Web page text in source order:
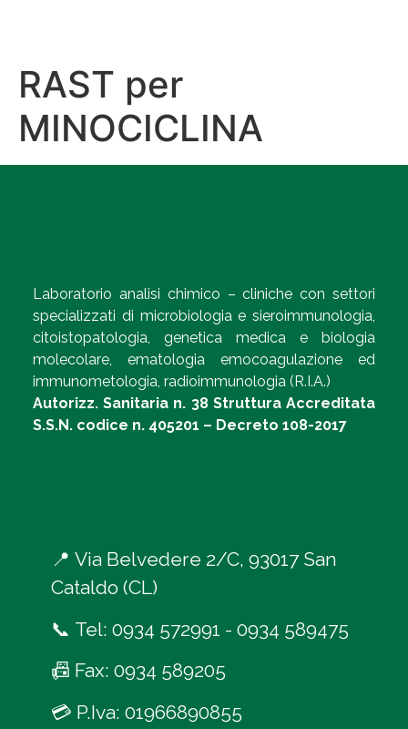
RAST per
MINOCICLINA
Laboratorio analisi chimico – cliniche con settori
specializzati di microbiologia e sieroimmunologia,
citoistopatologia, genetica medica e biologia
molecolare, ematologia emocoagulazione ed
immunometologia, radioimmunologia (R.I.A.)
Autorizz. Sanitaria n. 38 Struttura Accreditata
S.S.N. codice n. 405201 – Decreto 108-2017
📍 Via Belvedere 2/C, 93017 San
Cataldo (CL)
📞 Tel: 0934 572991 - 0934 589475
📠 Fax: 0934 589205
💳 P.Iva: 01966890855